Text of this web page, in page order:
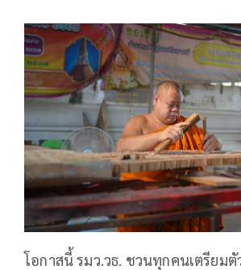
โอกาสนี้ รมว.วธ. ชวนทุกคนเตรียม